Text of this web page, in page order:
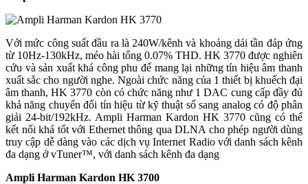
Với mức công suất đầu ra là 240W/kênh và khoảng dải tần đáp ứng
từ 10Hz-130kHz, méo hài tổng 0.07% THD. HK 3770 được nghiên
cứu và sản xuất khá công phu để mang lại những tín hiệu âm thanh
xuất sắc cho người nghe. Ngoài chức năng của 1 thiết bị khuếch đại
âm thanh, HK 3770 còn có chức năng như 1 DAC cung cấp đầy đủ
khả năng chuyển đổi tín hiệu từ kỹ thuật số sang analog có độ phân
giải 24-bit/192kHz. Ampli Harman Kardon HK 3770 cũng có thể
kết nối khá tốt với Ethernet thông qua DLNA cho phép người dùng
truy cập dễ dàng vào các dịch vụ Internet Radio với danh sách kênh
đa dạng ở vTuner™, với danh sách kênh đa dạng
Ampli Harman Kardon HK 3700